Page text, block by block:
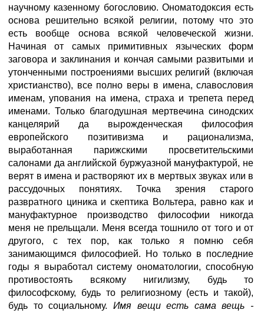
научному казенному богословию. Ономатодоксия есть
основа решительно всякой религии, потому что это
есть вообще основа всякой человеческой жизни.
Начиная от самых примитивных языческих форм
заговора и заклинания и кончая самыми развитыми и
утонченными построениями высших религий (включая
христианство), все полно веры в имена, славословия
именам, упования на имена, страха и трепета перед
именами. Только благодушная мертвечина синодских
канцелярий да вырожденческая философия
европейского позитивизма и рационализма,
выработанная парижскими просветительскими
салонами да английской буржуазной мануфактурой, не
верят в имена и растворяют их в мертвых звуках или в
рассудочных понятиях. Точка зрения старого
развратного циника и скептика Вольтера, равно как и
мануфактурное производство философии никогда
меня не прельщали. Меня всегда тошнило от того и от
другого, с тех пор, как только я помню себя
занимающимся философией. Но только в последние
годы я выработал систему ономатологии, способную
противостоять всякому нигилизму, будь то
философскому, будь то религиозному (есть и такой),
будь то социальному. Имя вещи есть сама вещь -